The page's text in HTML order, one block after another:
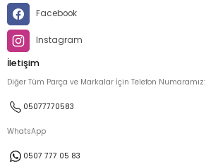
Facebook
Instagram
İletişim
Diğer Tüm Parça ve Markalar İçin Telefon Numaramız:
05077770583
WhatsApp
0507 777 05 83